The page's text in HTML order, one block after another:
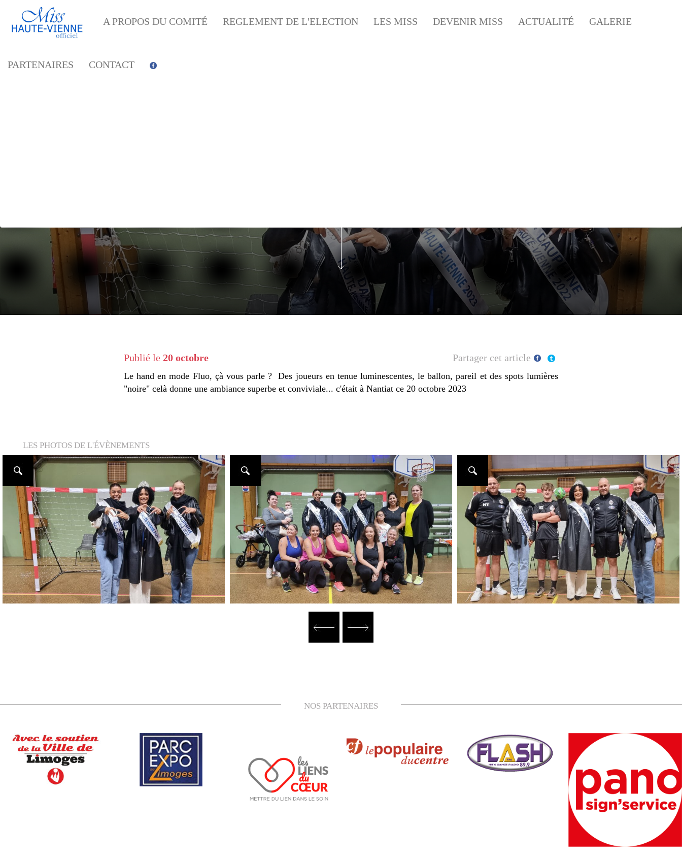
A PROPOS DU COMITÉ REGLEMENT DE L'ELECTION LES MISS DEVENIR MISS ACTUALITÉ GALERIE
PARTENAIRES CONTACT
Publié le 20 octobre Partager cet article
Le hand en mode Fluo, çà vous parle ? Des joueurs en tenue luminescentes, le ballon, pareil et des spots lumières
"noire" celà donne une ambiance superbe et conviviale... c'était à Nantiat ce 20 octobre 2023
LES PHOTOS DE L'ÉVÈNEMENTS
NOS PARTENAIRES